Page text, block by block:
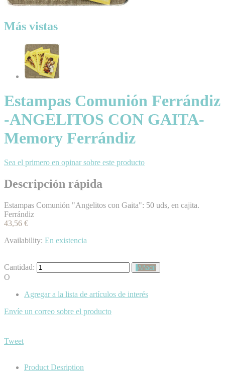
Más vistas
Estampas Comunión Ferrándiz
-ANGELITOS CON GAITA-
Memory Ferrándiz
Sea el primero en opinar sobre este producto
Descripción rápida
Estampas Comunión "Angelitos con Gaita": 50 uds, en cajita.
Ferrándiz
43,56 €
Availability: En existencia
Cantidad: Añadir
O
Agregar a la lista de artículos de interés
Envíe un correo sobre el producto
Tweet
Product Desription